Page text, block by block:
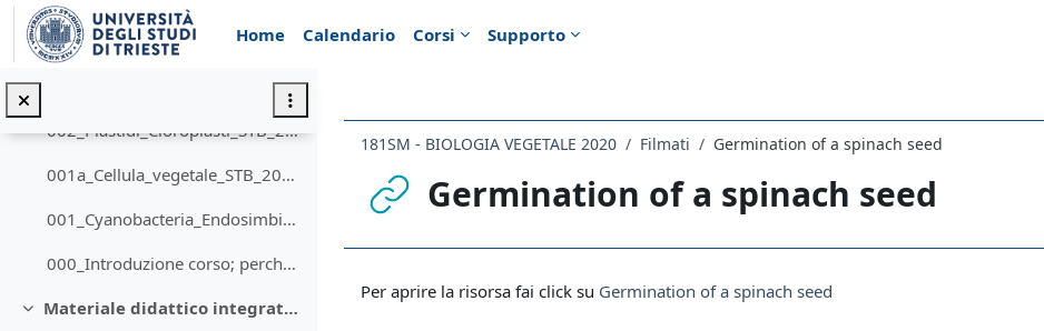
Vai al contenuto principale
Home
Calendario Corsi Supporto
004_Vacuolo_STB_2020
003_Parete_cellulare_STB_2020
002_Plastidi_Cloroplasti_STB_2020
001a_Cellula_vegetale_STB_2020
001_Cyanobacteria_Endosimbiosi_STB_2020
000_Introduzione corso; perché studiare Botanica_STB_2020 03 17
Minimizza
Materiale didattico integrativo
181SM - BIOLOGIA VEGETALE 2020 Filmati Germination of a spinach seed
Germination of a spinach seed
Per aprire la risorsa fai click su Germination of a spinach seed